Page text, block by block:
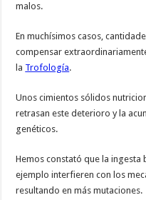
malos.
En muchísimos casos,
compensar
la Trofología.
Unos cimientos sólidos
retrasan este deterioro y la
genéticos.
Hemos constató que la
ejemplo interfieren con los
resultando en más mutaciones.